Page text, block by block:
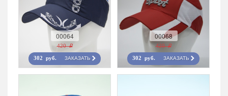
00064
420 r
302 руб. ЗАКАЗАТЬ
00068
420 r
302 руб. ЗАКАЗАТЬ